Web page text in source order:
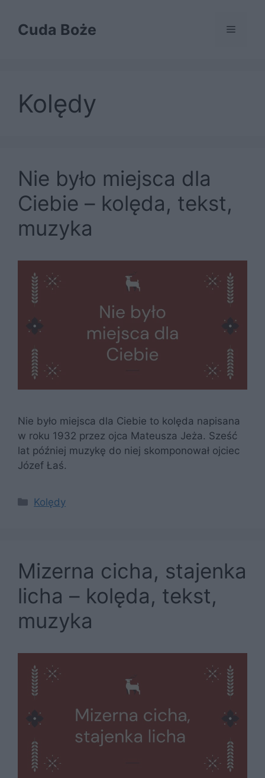
treściCuda Boże Menu
Kolędy
Nie było miejsca dla
Ciebie – kolęda, tekst,
muzyka
Nie było miejsca dla Ciebie to kolęda napisana
w roku 1932 przez ojca Mateusza Jeża. Sześć
lat później muzykę do niej skomponował ojciec
Józef Łaś.
Kategorie
Kolędy
Mizerna cicha, stajenka
licha – kolęda, tekst,
muzyka